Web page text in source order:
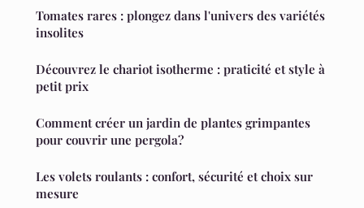
Tomates rares : plongez dans l'univers des variétés
insolites
Découvrez le chariot isotherme : praticité et style à
petit prix
Comment créer un jardin de plantes grimpantes
pour couvrir une pergola?
Les volets roulants : confort, sécurité et choix sur
mesure